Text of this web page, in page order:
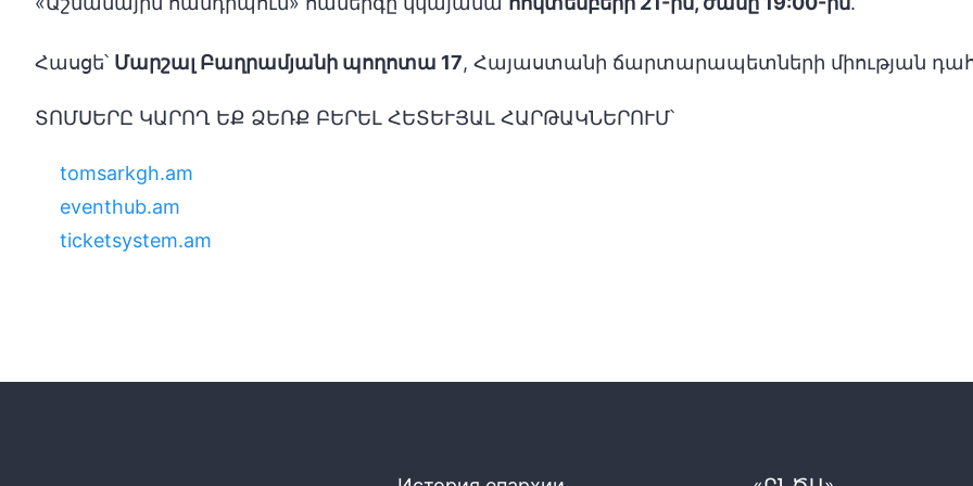
Հասցե՝ Մարշալ Բաղրամյանի պողոտա 17, Հայաստանի ճարտարապետների միության
ՏՈՄՍԵՐԸ ԿԱՐՈՂ ԵՔ ՁԵՌՔ ԲԵՐԵԼ ՀԵՏԵՒՅԱԼ ՀԱՐԹԱԿՆԵՐՈՒՄ՝
tomsarkgh.am
eventhub.am
ticketsystem.am